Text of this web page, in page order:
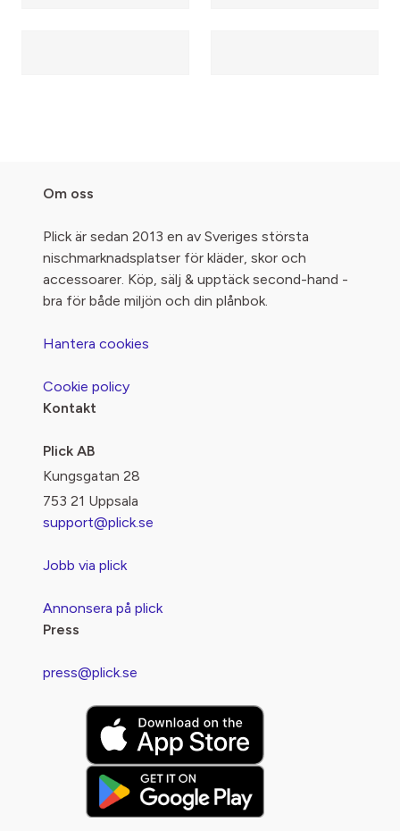
Om oss
Plick är sedan 2013 en av Sveriges största
nischmarknadsplatser för kläder, skor och
accessoarer. Köp, sälj & upptäck second-hand -
bra för både miljön och din plånbok.
Hantera cookies
Cookie policy
Kontakt
Plick AB
Kungsgatan 28
753 21 Uppsala
support@plick.se
Jobb via plick
Annonsera på plick
Press
press@plick.se